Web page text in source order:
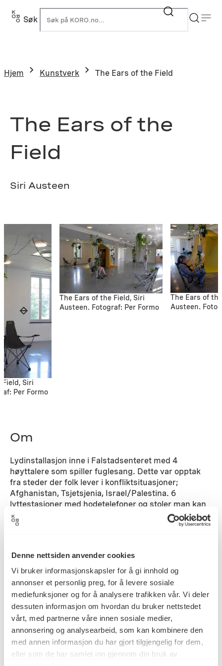
Denne nettsiden anvender cookies
Vi bruker informasjonskapsler for å gi innhold og
annonser et personlig preg, for å levere sosiale
mediefunksjoner og for å analysere trafikken vår. Vi deler
dessuten informasjon om hvordan du bruker nettstedet
vårt, med partnerne våre innen sosiale medier,
annonsering og analysearbeid, som kan kombinere den
med annen informasjon du har gjort tilgjengelig for dem,
eller som de har samlet inn gjennom din bruk av
Hopp
Søk
Hjem Kunstverk The Ears of the Field
The Ears of the
Field
Siri Austeen
Field, Siri
Per Formo
The Ears of the Field, Siri
Austeen. Fotograf: Per Formo
The Ears of
Austeen.
Om
Lydinstallasjon inne i Falstadsenteret med 4
høyttalere som spiller fuglesang. Dette var opptak
fra steder der folk lever i konfliktsituasjoner;
Afghanistan, Tsjetsjenia, Israel/Palestina. 6
lyttestasjoner med hodetelefoner og stoler man kan
sitte i. Hver lyttestasjon har 3 ulike valgbare
programmer (intervjuer/samtaler og dikt ogmusikk),
på 4 ulike spørsmål som henger på veggen.
Detaljer
Datering 2009
Siri Austeen